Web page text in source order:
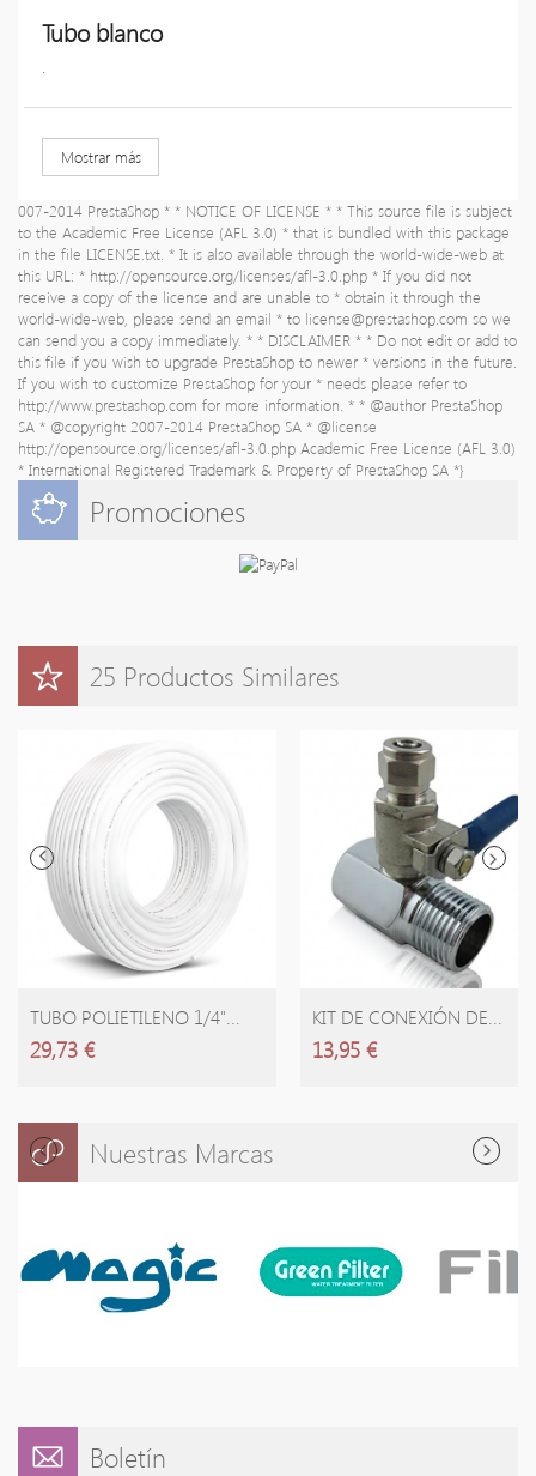
Tubo blanco
.
Mostrar más
007-2014 PrestaShop * * NOTICE OF LICENSE * * This source file is subject
to the Academic Free License (AFL 3.0) * that is bundled with this package
in the file LICENSE.txt. * It is also available through the world-wide-web at
this URL: * http://opensource.org/licenses/afl-3.0.php * If you did not
receive a copy of the license and are unable to * obtain it through the
world-wide-web, please send an email * to license@prestashop.com so we
can send you a copy immediately. * * DISCLAIMER * * Do not edit or add to
this file if you wish to upgrade PrestaShop to newer * versions in the future.
If you wish to customize PrestaShop for your * needs please refer to
http://www.prestashop.com for more information. * * @author PrestaShop
SA * @copyright 2007-2014 PrestaShop SA * @license
http://opensource.org/licenses/afl-3.0.php Academic Free License (AFL 3.0)
* International Registered Trademark & Property of PrestaShop SA *}
Promociones
25 Productos Similares
AÑADIR CARRITO
TUBO POLIETILENO 1/4"...
29,73 €
AÑADIR CARRITO
KIT DE CONEXIÓN DE...
13,95 €
Nuestras Marcas
Boletín